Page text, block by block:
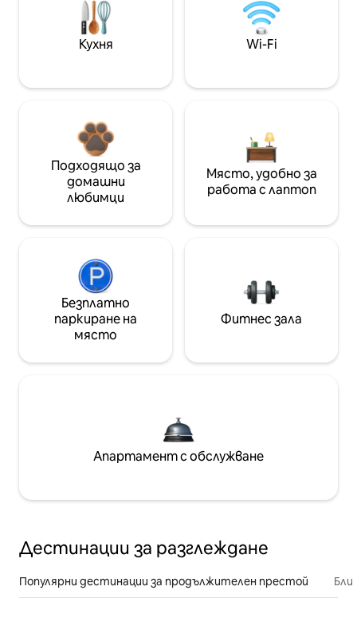
Кухня Wi-Fi
Подходящо за
домашни
любимци
Място, удобно за
работа с лаптоп
Безплатно
паркиране на
място
Фитнес зала
Апартамент с обслужване
Дестинации за разглеждане
Популярни дестинации за продължителен престой